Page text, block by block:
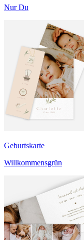
Nur Du
Geburtskarte
Willkommensgrün